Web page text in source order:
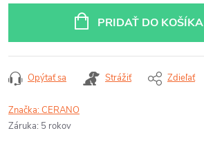
PRIDAŤ DO KOŠÍKA
Opýtať sa Strážiť Zdieľať
Značka:CERANO
Záruka: 5 rokov